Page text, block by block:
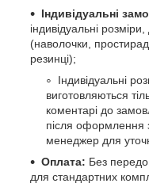
Індивідуальні
індивідуальні
(наволочки,
резинці);
Індивідуальні
виготовляються
коментарі до
після оформлення
менеджер для
Оплата: Без
для стандартних